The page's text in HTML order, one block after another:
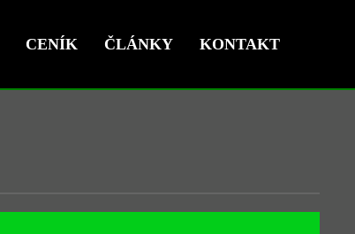
CENÍK ČLÁNKY KONTAKT